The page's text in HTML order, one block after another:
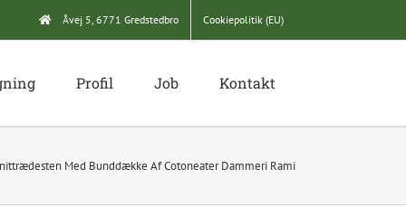
Åvej 5, 6771 Gredstedbro Cookiepolitik (EU)
Profil Job Kontakt
Med Bunddække Af Cotoneater Dammeri Rami